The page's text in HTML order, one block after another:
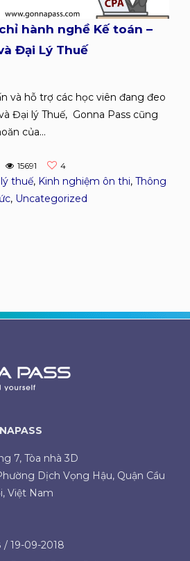
hành nghề Kế toán –
Đại Lý Thuế
và hỗ trợ các học viên đang đeo
Đại lý Thuế, Gonna Pass cũng
của...
15691 4
thuế, Kinh nghiệm ôn thi, Thông
, Uncategorized
7, Tòa nhà 3D
Dịch Vọng Hậu, Quận Cầu
Việt Nam
/ 19-09-2018